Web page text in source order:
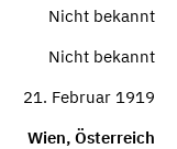
Nicht bekannt
Nicht bekannt
21. Februar 1919
Wien, Österreich